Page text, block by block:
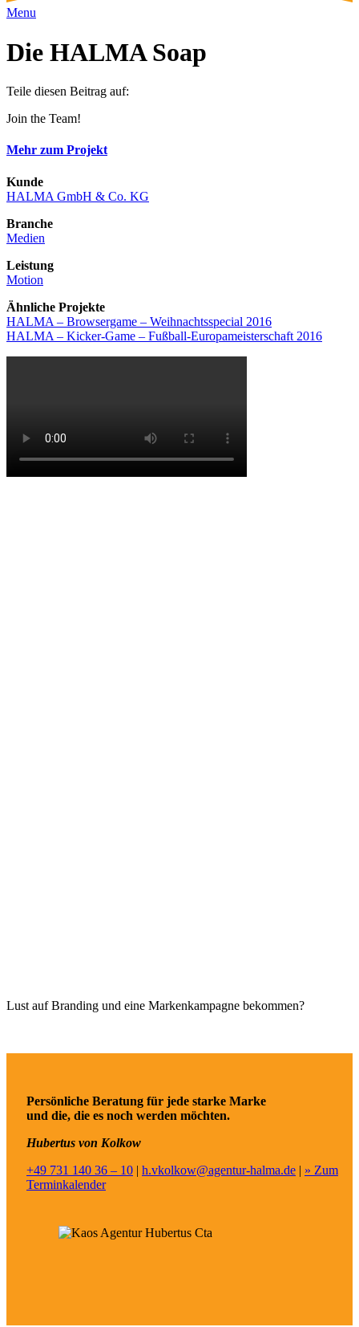
Menu
Die HALMA Soap
Teile diesen Beitrag auf:
Join the Team!
Mehr zum Projekt
Kunde
HALMA GmbH & Co. KG
Branche
Medien
Leistung
Motion
Ähnliche Projekte
HALMA – Browsergame – Weihnachtsspecial 2016
HALMA – Kicker-Game – Fußball-Europameisterschaft 2016
Lust auf Branding und eine Markenkampagne bekommen?
Persönliche Beratung für jede starke Marke
und die, die es noch werden möchten.
Hubertus von Kolkow
+49 731 140 36 – 10 | h.vkolkow@agentur-halma.de | » Zum
Terminkalender